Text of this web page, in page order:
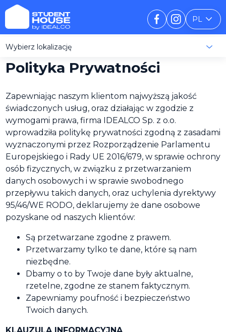
PL
Wybierz lokalizację
Polityka Prywatności
Zapewniając naszym klientom najwyższą jakość
świadczonych usług, oraz działając w zgodzie z
wymogami prawa, firma IDEALCO Sp. z o.o.
wprowadziła politykę prywatności zgodną z zasadami
wyznaczonymi przez Rozporządzenie Parlamentu
Europejskiego i Rady UE 2016/679, w sprawie ochrony
osób fizycznych, w związku z przetwarzaniem
danych osobowych i w sprawie swobodnego
przepływu takich danych, oraz uchylenia dyrektywy
95/46/WE RODO, deklarujemy że dane osobowe
pozyskane od naszych klientów:
Są przetwarzane zgodne z prawem.
Przetwarzamy tylko te dane, które są nam
niezbędne.
Dbamy o to by Twoje dane były aktualne,
rzetelne, zgodne ze stanem faktycznym.
Zapewniamy poufność i bezpieczeństwo
Twoich danych.